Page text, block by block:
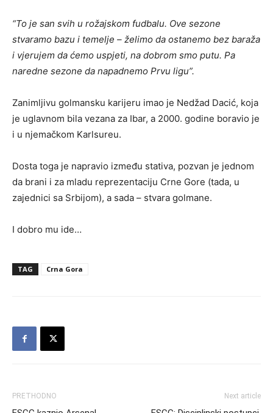
“To je san svih u rožajskom fudbalu. Ove sezone
stvaramo bazu i temelje – želimo da ostanemo bez baraža
i vjerujem da ćemo uspjeti, na dobrom smo putu. Pa
naredne sezone da napadnemo Prvu ligu”.
Zanimljivu golmansku karijeru imao je Nedžad Dacić, koja
je uglavnom bila vezana za Ibar, a 2000. godine boravio je
i u njemačkom Karlsureu.
Dosta toga je napravio između stativa, pozvan je jednom
da brani i za mladu reprezentaciju Crne Gore (tada, u
zajednici sa Srbijom), a sada – stvara golmane.
I dobro mu ide…
TAG Crna Gora
PRETHODNO Next article